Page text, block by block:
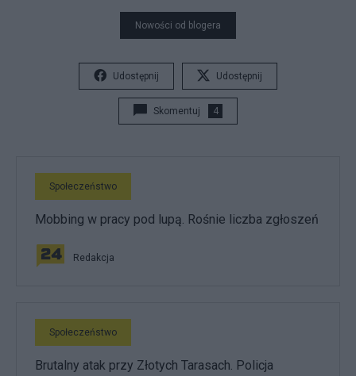
Nowości od blogera
Udostępnij Udostępnij
Skomentuj 4
Społeczeństwo
Mobbing w pracy pod lupą. Rośnie liczba zgłoszeń
Redakcja
Społeczeństwo
Brutalny atak przy Złotych Tarasach. Policja